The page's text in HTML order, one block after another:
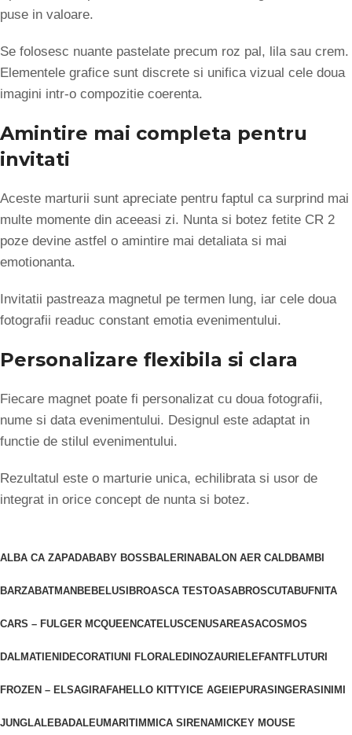
ALBA CA ZAPADABABY BOSS BALERINABALON AER CALDBAMBI
BARZABATMAN BEBELUSI BROASCA TESTOASABROSCUTABUFNITA
CARS – FULGER MCQUEENCATELUSCENUSAREASACOSMOS
DALMATIENI DECORATIUNI FLORALEDINOZAURI ELEFANTFLUTURI
FROZEN – ELSAGIRAFAHELLO KITTY ICE AGE IEPURAS INGERAS INIMI
JUNGLALEBADALEUMARITIM MICA SIRENAMICKEY MOUSE
puse in valoare.
Se folosesc nuante pastelate precum roz pal, lila sau crem.
Elementele grafice sunt discrete si unifica vizual cele doua
imagini intr-o compozitie coerenta.
Amintire mai completa pentru
invitati
Aceste marturii sunt apreciate pentru faptul ca surprind mai
multe momente din aceeasi zi. Nunta si botez fetite CR 2
poze devine astfel o amintire mai detaliata si mai
emotionanta.
Invitatii pastreaza magnetul pe termen lung, iar cele doua
fotografii readuc constant emotia evenimentului.
Personalizare flexibila si clara
Fiecare magnet poate fi personalizat cu doua fotografii,
nume si data evenimentului. Designul este adaptat in
functie de stilul evenimentului.
Rezultatul este o marturie unica, echilibrata si usor de
integrat in orice concept de nunta si botez.